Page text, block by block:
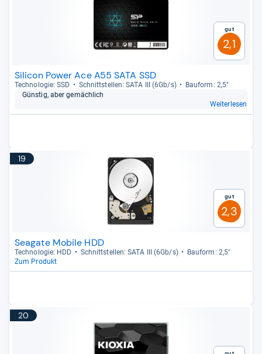
Gut
2,1
Silicon Power Ace A55 SATA SSD
Tech­no­lo­gie: SSD Schnitt­stel­len: SATA III (6Gb/s)
Bau­form: 2,5"
Güns­tig, aber gemäch­lich
Weiterlesen
19
Gut
2,3
Seagate Mobile HDD
Tech­no­lo­gie: HDD Schnitt­stel­len: SATA III (6Gb/s)
Bau­form: 2,5"
Zum Produkt
20